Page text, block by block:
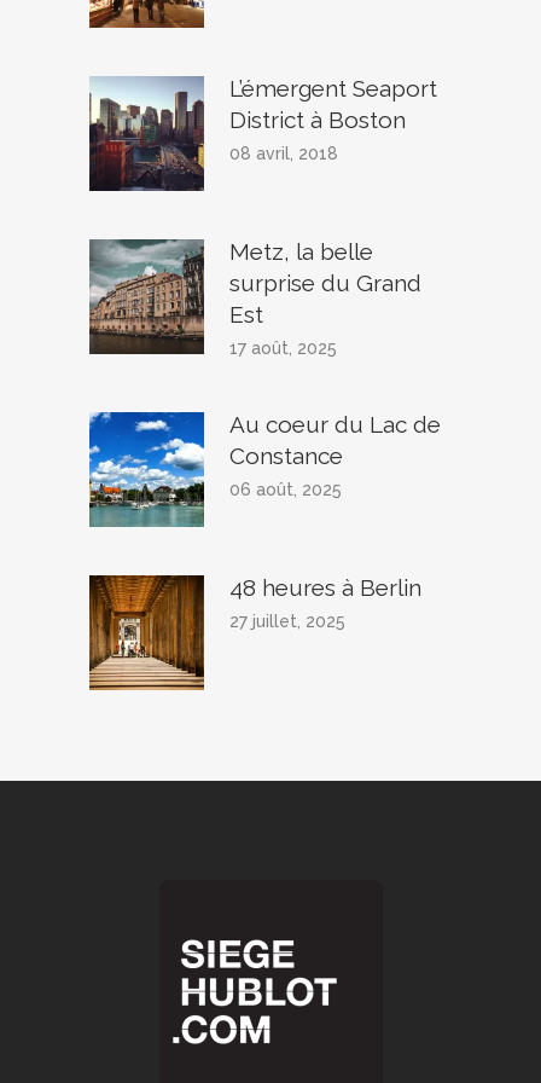
L’émergent Seaport
District à Boston
08 avril, 2018
Metz, la belle
surprise du Grand
Est
17 août, 2025
Au coeur du Lac de
Constance
06 août, 2025
48 heures à Berlin
27 juillet, 2025